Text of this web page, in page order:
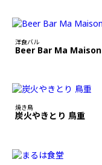
洋食バル
Beer Bar Ma Maison
焼き鳥
炭火やきとり 鳥重